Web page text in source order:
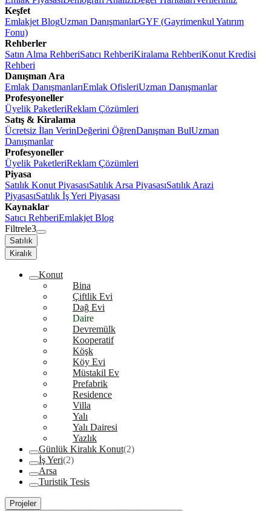
Keşfet
Emlakjet BlogUzman DanışmanlarGYF (Gayrimenkul Yatırım
Fonu)
Rehberler
Satın Alma RehberiSatıcı RehberiKiralama RehberiKonut Kredisi
Rehberi
Danışman Ara
Emlak DanışmanlarıEmlak OfisleriUzman Danışmanlar
Profesyoneller
Üyelik PaketleriReklam Çözümleri
Satış & Kiralama
Ücretsiz İlan VerinDeğerini ÖğrenDanışman BulUzman
Danışmanlar
Profesyoneller
Üyelik PaketleriReklam Çözümleri
Piyasa
Satılık Konut PiyasasıSatılık Arsa PiyasasıSatılık Arazi
PiyasasıSatılık İş Yeri Piyasası
Kaynaklar
Satıcı RehberiEmlakjet Blog
Filtrele3
Satılık
Kiralık
Konut
Bina
Çiftlik Evi
Dağ Evi
Daire
Devremülk
Kooperatif
Köşk
Köy Evi
Müstakil Ev
Prefabrik
Residence
Villa
Yalı
Yalı Dairesi
Yazlık
Günlük Kiralık Konut(2)
İş Yeri(2)
Arsa
Turistik Tesis
Projeler